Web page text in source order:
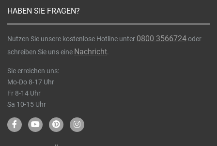
HABEN SIE FRAGEN?
Nutzen Sie unsere kostenlose Hotline unter 0800 3566724oder
schreiben Sie uns eine Nachricht.
Sie erreichen uns:
Mo-Do 8-17 Uhr
Fr 8-14 Uhr
Sa 10-15 Uhr